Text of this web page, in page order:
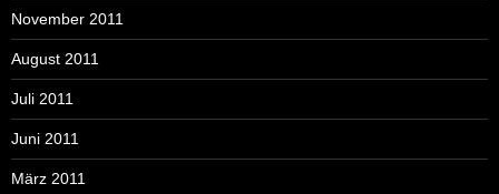
November 2011
August 2011
Juli 2011
Juni 2011
März 2011